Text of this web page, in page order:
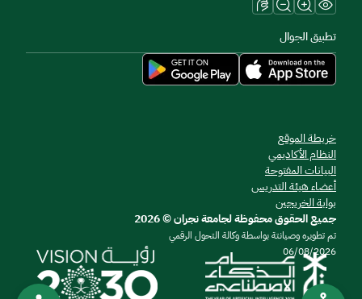
تطبيق الجوال
خريطة الموقع
النظام الأكاديمي
البيانات المفتوحة
أعضاء هيئة التدريس
بوابة الخريجين
جميع الحقوق محفوظة لجامعة نجران © 2026
تم تطويره وصيانتة بواسطة وكالة التحول الرقمي
06/08/2026